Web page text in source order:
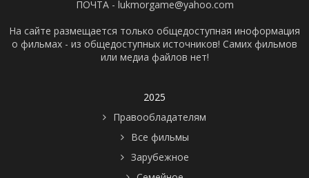
ПОЧТА - lukmorgame@yahoo.com
На сайте размещается только общедоступная иноформация
о фильмах - из общедоступных источников! Самих фильмов
или медиа файлов нет!
2025
Правообладателям
Все фильмы
Зарубежное